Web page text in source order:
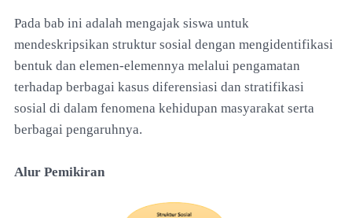
Pada bab ini adalah mengajak siswa untuk
mendeskripsikan struktur sosial dengan mengidentifikasi
bentuk dan elemen-elemennya melalui pengamatan
terhadap berbagai kasus diferensiasi dan stratifikasi
sosial di dalam fenomena kehidupan masyarakat serta
berbagai pengaruhnya.
Alur Pemikiran